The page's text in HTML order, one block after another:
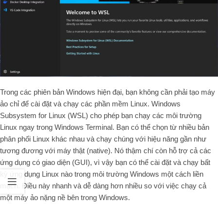
Trong các phiên bản Windows hiện đại, bạn không cần phải tạo máy
ảo chỉ để cài đặt và chạy các phần mềm Linux. Windows
Subsystem for Linux (WSL) cho phép bạn chạy các môi trường
Linux ngay trong Windows Terminal. Bạn có thể chọn từ nhiều bản
phân phối Linux khác nhau và chạy chúng với hiệu năng gần như
tương đương với máy thật (native). Nó thậm chí còn hỗ trợ cả các
ứng dụng có giao diện (GUI), vì vậy bạn có thể cài đặt và chạy bất
kỳ ứng dụng Linux nào trong môi trường Windows một cách liền
mạch. Điều này nhanh và dễ dàng hơn nhiều so với việc chạy cả
một máy ảo nặng nề bên trong Windows.